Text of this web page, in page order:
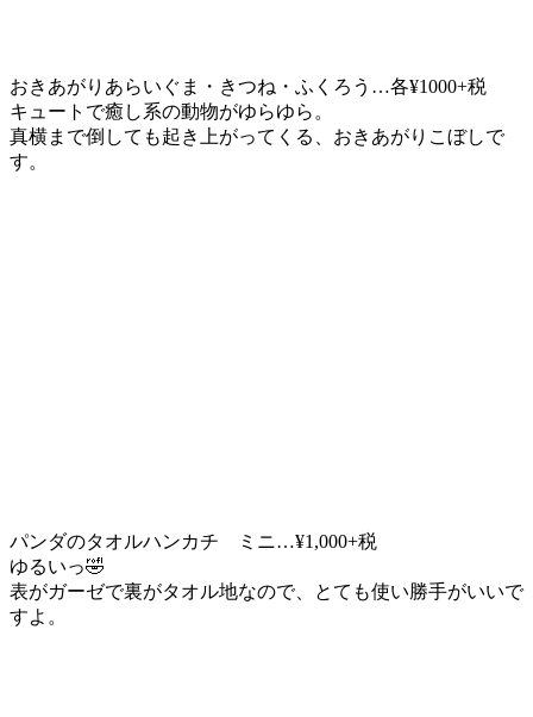
おきあがりあらいぐま・きつね・ふくろう…各¥1000+税
キュートで癒し系の動物がゆらゆら。
真横まで倒しても起き上がってくる、おきあがりこぼしで
す。
パンダのタオルハンカチ ミニ…¥1,000+税
ゆるいっ🤣
表がガーゼで裏がタオル地なので、とても使い勝手がいいで
すよ。